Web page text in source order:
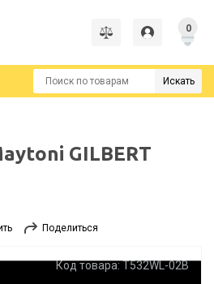
0
Искать
GILBERT
Поделиться
Код товара: T532WL-02B